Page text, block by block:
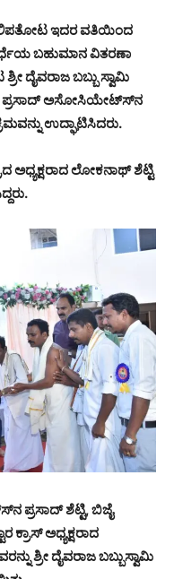
ಬಲಿಪತೋಟ ಇದರ ವತಿಯಿಂದ
ಬಹುಮಾನ ವಿತರಣಾ
ದೈವರಾಜ ಬಬ್ಬು ಸ್ವಾಮಿ
ಪ್ರಸಾದ್ ಅಸೋಸಿಯೇಟ್ಸ್‍ನ
ಉದ್ಘಾಟಿಸಿದರು.
ಅಧ್ಯಕ್ಷರಾದ ಲೋಕನಾಥ್ ಶೆಟ್ಟಿ
ಪ್ರಸಾದ್ ಶೆಟ್ಟಿ, ಬಿಜೈ
ಕ್ರಾಸ್ ಅಧ್ಯಕ್ಷರಾದ
ಶ್ರೀ ದೈವರಾಜ ಬಬ್ಬುಸ್ವಾಮಿ